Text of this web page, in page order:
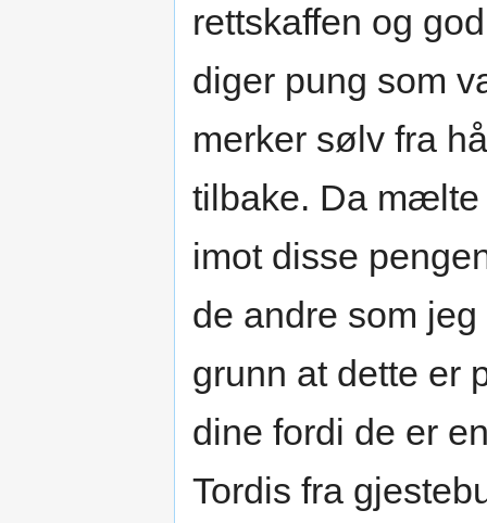
rettskaffen og
diger pung som
merker sølv fra
tilbake. Da mælte
imot disse
de andre som
grunn at dette er
dine fordi de er
Tordis fra